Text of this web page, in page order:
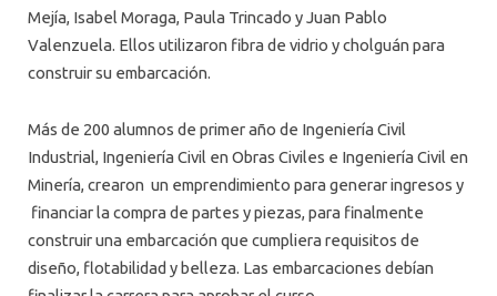
Mejía, Isabel Moraga, Paula Trincado y Juan Pablo
Valenzuela. Ellos utilizaron fibra de vidrio y cholguán para
construir su embarcación.
Más de 200 alumnos de primer año de Ingeniería Civil
Industrial, Ingeniería Civil en Obras Civiles e Ingeniería Civil en
Minería, crearon un emprendimiento para generar ingresos y
financiar la compra de partes y piezas, para finalmente
construir una embarcación que cumpliera requisitos de
diseño, flotabilidad y belleza. Las embarcaciones debían